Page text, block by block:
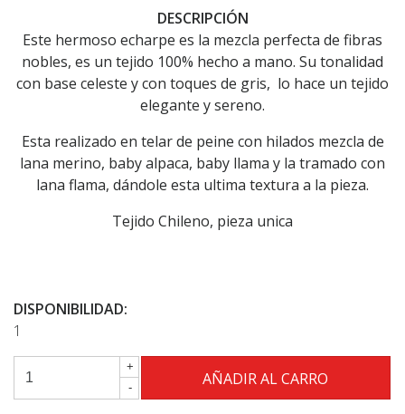
DESCRIPCIÓN
Este hermoso echarpe es la mezcla perfecta de fibras
nobles, es un tejido 100% hecho a mano. Su tonalidad
con base celeste y con toques de gris, lo hace un tejido
elegante y sereno.
Esta realizado en telar de peine con hilados mezcla de
lana merino, baby alpaca, baby llama y la tramado con
lana flama, dándole esta ultima textura a la pieza.
Tejido Chileno, pieza unica
DISPONIBILIDAD:
1
+
-